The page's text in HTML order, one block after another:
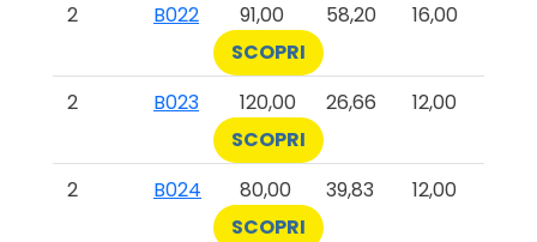
2
B022 91,00 58,20
16,00
SCOPRI
2
B023 120,00 26,66
12,00
SCOPRI
2
B024 80,00 39,83
12,00
SCOPRI